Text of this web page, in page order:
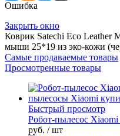
Ошибка
Закрыть окно
Коврик Satechi Eco Leather
мыши 25*19 из эко-кожи
Самые продаваемые товары
Просмотренные товары
Быстрый просмотр
Робот-пылесос
руб. / шт